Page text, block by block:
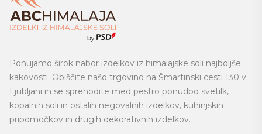
Ponujamo širok nabor izdelkov iz himalajske soli najboljše
kakovosti. Obiščite našo trgovino na Šmartinski cesti 130 v
Ljubljani in se sprehodite med pestro ponudbo svetilk,
kopalnih soli in ostalih negovalnih izdelkov, kuhinjskih
pripomočkov in drugih dekorativnih izdelkov.